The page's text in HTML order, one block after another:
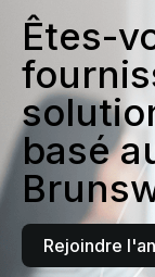
Êtes-
basé
Rejoindre